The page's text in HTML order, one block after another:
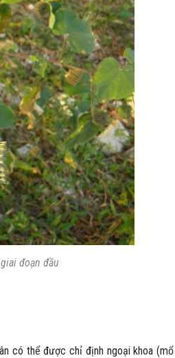
đoạn đầu
có thể được chỉ định ngoại khoa